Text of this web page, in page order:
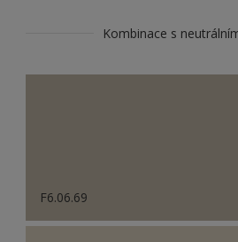
Kombinace s
F6.06.69